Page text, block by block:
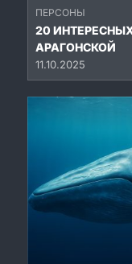
ПЕРСОНЫ
20
АРАГОНСКОЙ
11.10.2025